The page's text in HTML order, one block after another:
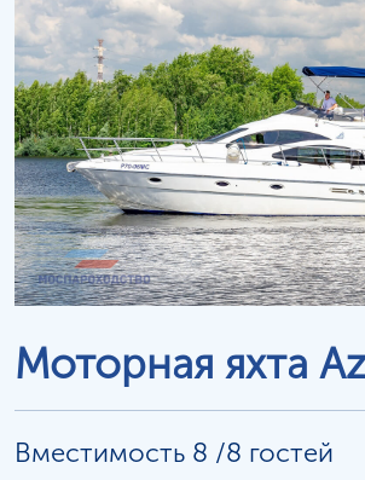
Моторная яхта
Вместимость 8 /8 гостей